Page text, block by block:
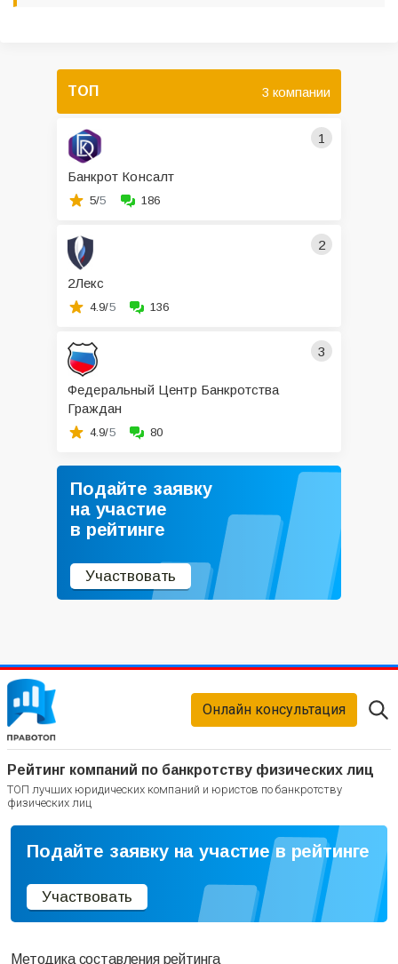
ТОП 3 компании
1
Банкрот Консалт
5/5 186
2
2Лекс
4.9/5 136
3
Федеральный Центр Банкротства
Граждан
4.9/5 80
Подайте заявку
на участие
в рейтинге
Участвовать
Рейтинг компаний по банкротству физических лиц
ТОП лучших юридических компаний и юристов по банкротству
физических лиц
Онлайн консультация
Подайте заявку на участие в рейтинге
Участвовать
Методика составления рейтинга